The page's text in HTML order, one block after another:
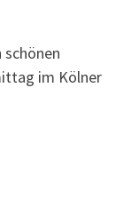
im Kölner